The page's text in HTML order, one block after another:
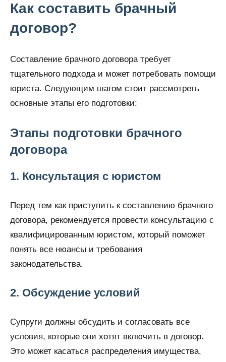
Как составить брачный
договор?
Составление брачного договора требует
тщательного подхода и может потребовать помощи
юриста. Следующим шагом стоит рассмотреть
основные этапы его подготовки:
Этапы подготовки брачного
договора
1. Консультация с юристом
Перед тем как приступить к составлению брачного
договора, рекомендуется провести консультацию с
квалифицированным юристом, который поможет
понять все нюансы и требования
законодательства.
2. Обсуждение условий
Супруги должны обсудить и согласовать все
условия, которые они хотят включить в договор.
Это может касаться распределения имущества,